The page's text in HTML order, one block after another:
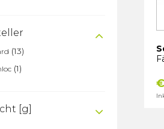
(13)
(1)
[g]